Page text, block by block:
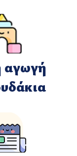
αγωγή